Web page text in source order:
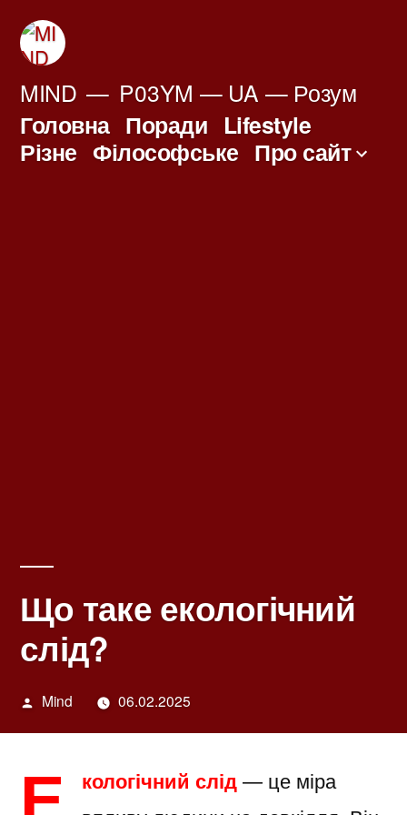
Перейти
до
вмісту
MIND P03YM — UA — Розум
Головна Поради Lifestyle
Різне Філософське Про сайт
Що таке екологічний
слід?
Написано
Mind 06.02.2025
кологічний слід— це міра